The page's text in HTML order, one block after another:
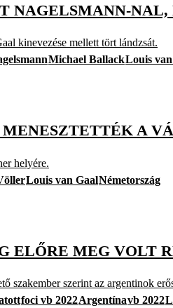
NAGELSMANN-
kinevezése mellett tört lándzsát.
Michael BallackLouis
A
helyére.
Louis van GaalNémetország
ELŐRE MEG VOLT
szakember szerint az argentinok
foci vb 2022Argentínavb 2022